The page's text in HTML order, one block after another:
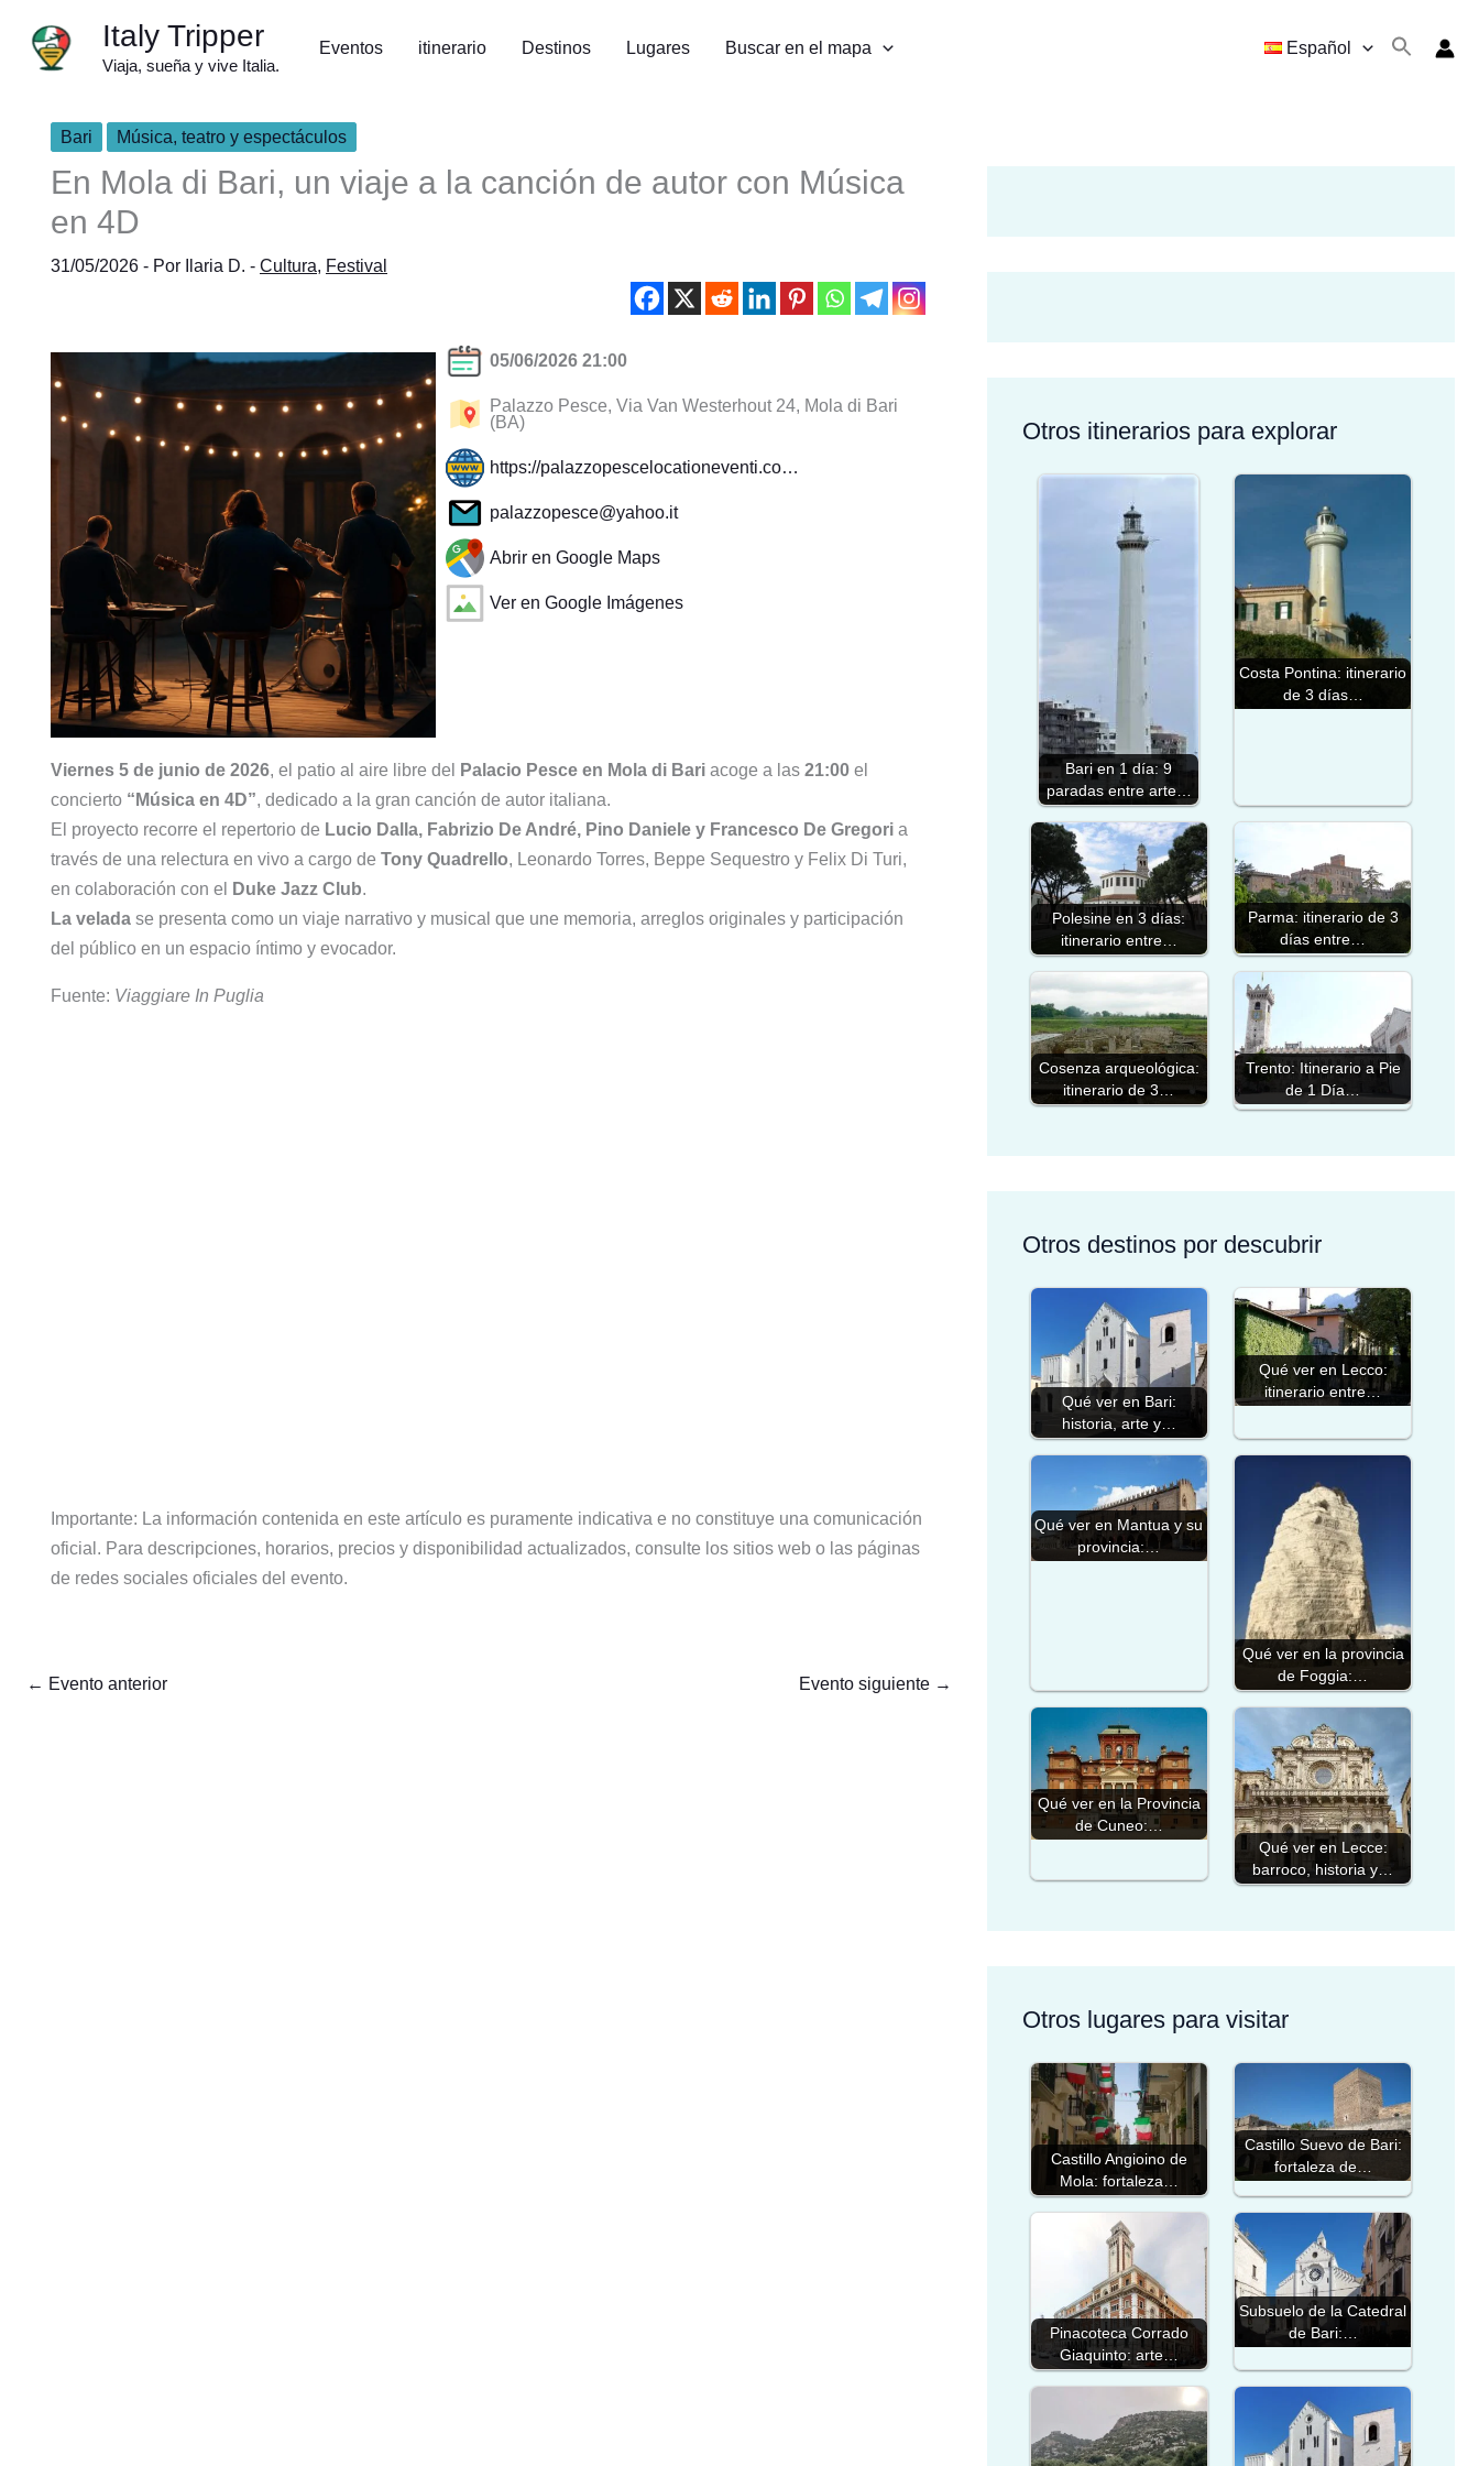
contenido
Italy Tripper
Viaja, sueña y vive Italia.
Eventos itinerario Destinos Lugares Buscar en el mapa Español
Bari Música, teatro y espectáculos
En Mola di Bari, un viaje a la canción de autor con Música
en 4D
31/05/2026 - Por Ilaria D. - Cultura, Festival
05/06/2026 21:00
Palazzo Pesce, Via Van Westerhout 24, Mola di Bari
(BA)
https://palazzopescelocationeventi.co…
palazzopesce@yahoo.it
Abrir en Google Maps
Ver en Google Imágenes
Viernes 5 de junio de 2026, el patio al aire libre del Palacio Pesce en Mola di Bari acoge a las 21:00 el
concierto “Música en 4D”, dedicado a la gran canción de autor italiana.
El proyecto recorre el repertorio de Lucio Dalla, Fabrizio De André, Pino Daniele y Francesco De Gregori a
través de una relectura en vivo a cargo de Tony Quadrello, Leonardo Torres, Beppe Sequestro y Felix Di Turi,
en colaboración con el
Duke Jazz Club.
La velada se presenta como un viaje narrativo y musical que une memoria, arreglos originales y participación
del público en un espacio íntimo y evocador.
Fuente: Viaggiare In Puglia
Importante: La información contenida en este artículo es puramente indicativa e no constituye una comunicación
oficial. Para descripciones, horarios, precios y disponibilidad actualizados, consulte los sitios web o las páginas
de redes sociales oficiales del evento.
← Evento anterior Evento siguiente →
Otros itinerarios para explorar
Bari en 1 día: 9
paradas entre arte…
Costa Pontina: itinerario
de 3 días…
Polesine en 3 días:
itinerario entre…
Parma: itinerario de 3
días entre…
Cosenza arqueológica:
itinerario de 3…
Trento: Itinerario a Pie
de 1 Día…
Otros destinos por descubrir
Qué ver en Bari:
historia, arte y…
Qué ver en Lecco:
itinerario entre…
Qué ver en Mantua y su
provincia:…
Qué ver en la provincia
de Foggia:…
Qué ver en la Provincia
de Cuneo:…
Qué ver en Lecce:
barroco, historia y…
Otros lugares para visitar
Castillo Angioino de
Mola: fortaleza…
Castillo Suevo de Bari:
fortaleza de…
Pinacoteca Corrado
Giaquinto: arte…
Subsuelo de la Catedral
de Bari:…